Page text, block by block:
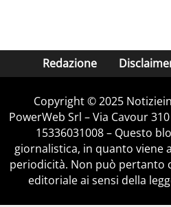
Redazione
Copyright © 2025
PowerWeb Srl – Via Cavour
15336031008 – Questo
giornalistica, in quanto viene
periodicità. Non può pertanto
editoriale ai sensi della